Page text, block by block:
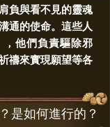
負與看不見的靈魂
通的使命。這些人
，他們負責驅除邪
禱來實現願望等各
是如何進行的？